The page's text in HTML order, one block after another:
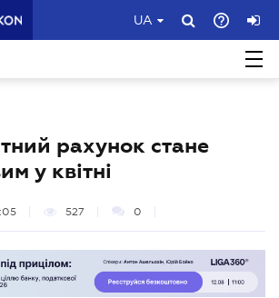
UA
рахунок стане
у квітні
527 0